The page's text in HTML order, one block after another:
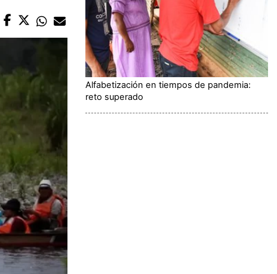
Alfabetización en tiempos de pandemia:
reto superado